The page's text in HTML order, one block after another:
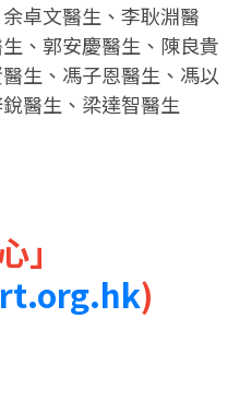
卓文醫生、李耿淵醫
、郭安慶醫生、陳良貴
生、馮子恩醫生、馮以
醫生、梁達智醫生
」
)